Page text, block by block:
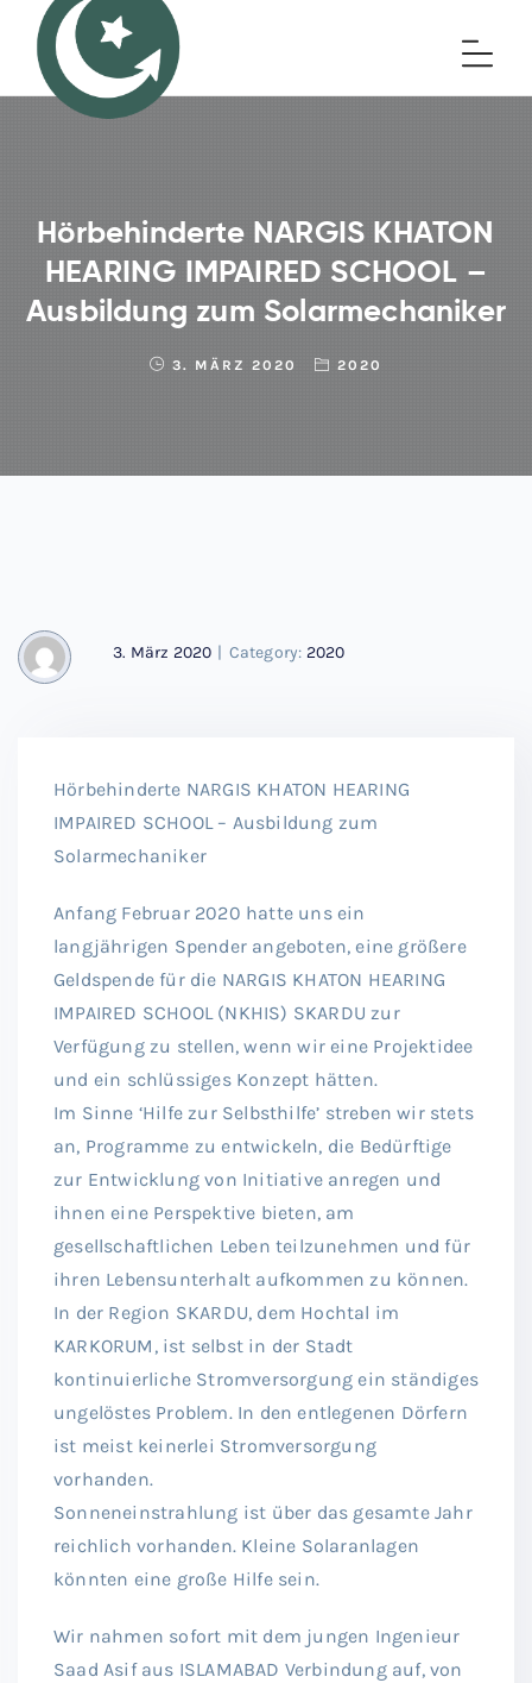
Hörbehinderte NARGIS KHATON
HEARING IMPAIRED SCHOOL –
Ausbildung zum Solarmechaniker
3. MÄRZ 2020 2020
3. März 2020 | Category: 2020
Hörbehinderte NARGIS KHATON HEARING
IMPAIRED SCHOOL – Ausbildung zum
Solarmechaniker
Anfang Februar 2020 hatte uns ein
langjährigen Spender angeboten, eine größere
Geldspende für die NARGIS KHATON HEARING
IMPAIRED SCHOOL (NKHIS) SKARDU zur
Verfügung zu stellen, wenn wir eine Projektidee
und ein schlüssiges Konzept hätten.
Im Sinne ‘Hilfe zur Selbsthilfe’ streben wir stets
an, Programme zu entwickeln, die Bedürftige
zur Entwicklung von Initiative anregen und
ihnen eine Perspektive bieten, am
gesellschaftlichen Leben teilzunehmen und für
ihren Lebensunterhalt aufkommen zu können.
In der Region SKARDU, dem Hochtal im
KARKORUM, ist selbst in der Stadt
kontinuierliche Stromversorgung ein ständiges
ungelöstes Problem. In den entlegenen Dörfern
ist meist keinerlei Stromversorgung
vorhanden.
Sonneneinstrahlung ist über das gesamte Jahr
reichlich vorhanden. Kleine Solaranlagen
könnten eine große Hilfe sein.
Wir nahmen sofort mit dem jungen Ingenieur
Saad Asif aus ISLAMABAD Verbindung auf, von